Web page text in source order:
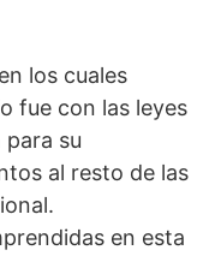
los cuales
fue con las leyes
para su
al resto de las
en esta